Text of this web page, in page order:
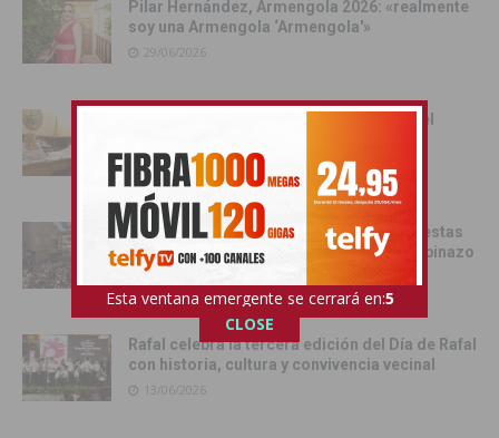
Pilar Hernández, Armengola 2026: «realmente
soy una Armengola ‘Armengola'»
29/06/2026
Las senadoras de la Vega Baja acercan el
17/06/2026
Catral da el pistoletazo de salida a las fiestas
de San Juan 2026 con el Festival del Chupinazo
13/06/2026
Rafal celebra la tercera edición del Día de Rafal
con historia, cultura y convivencia vecinal
13/06/2026
Esta ventana emergente se cerrará en:4
CLOSE